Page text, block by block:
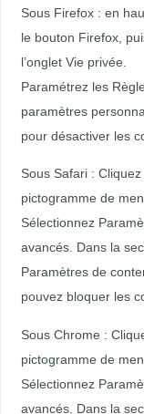
Sous Firefox : en
le bouton Firefox,
l’onglet Vie privée.
Paramétrez les
paramètres
pour désactiver les
Sous Safari :
pictogramme de
Sélectionnez
avancés. Dans la
Paramètres de
pouvez bloquer les
Sous Chrome :
pictogramme de
Sélectionnez
avancés. Dans la